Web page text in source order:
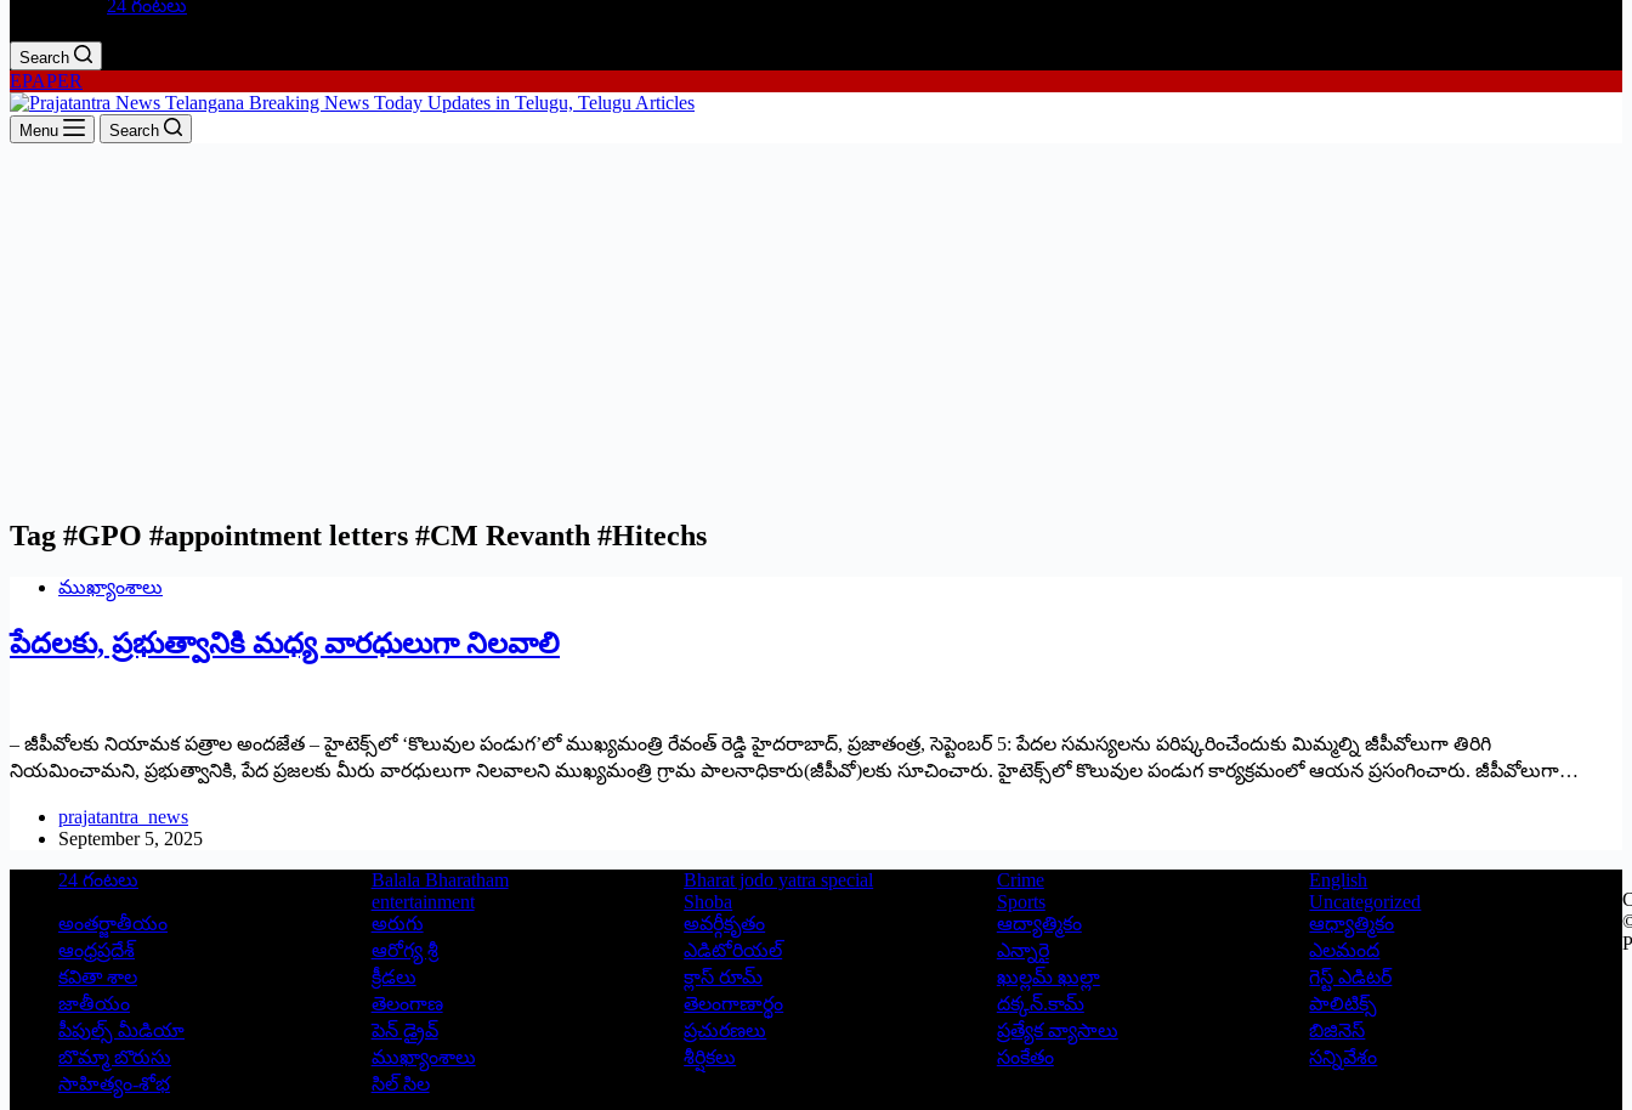
24 గంటలు
Search
EPAPER
Menu Search
Tag #GPO #appointment letters #CM Revanth #Hitechs
ముఖ్యాంశాలు
పేదలకు, ప్రభుత్వానికి మ‌ధ్య‌ వారధులుగా నిలవాలి
– జీపీవోలకు నియామక పత్రాల అందజేత – హైటెక్స్‌లో ‘కొలువుల పండుగ’లో ముఖ్యమంత్రి రేవంత్‌ రెడ్డి హైదరాబాద్‌, ప్రజాతంత్ర, సెప్టెంబర్‌ 5: పేదల సమస్యలను పరిష్కరించేందుకు మిమ్మల్ని జీపీవోలుగా తిరిగి
నియమించామని, ప్రభుత్వానికి, పేద ప్రజలకు మీరు వారధులుగా నిలవాలని ముఖ్యమంత్రి గ్రామ పాలనాధికారు(జీపీవో)లకు సూచించారు. హైటెక్స్‌లో కొలువుల పండుగ కార్యక్రమంలో ఆయన ప్రసంగించారు. జీపీవోలుగా…
prajatantra_news
September 5, 2025
24 గంటలు
Balala Bharatham Bharat jodo yatra special Crime
English
entertainment
Shoba Sports
Uncategorized
అంతర్జాతీయం
అరుగు అవర్గీకృతం ఆద్యాత్మికం
ఆధ్యాత్మికం
ఆంధ్రప్రదేశ్
ఆరోగ్య శ్రీ ఎడిటోరియల్ ఎన్నారై
ఎలమంద
కవితా శాల
క్రీడలు క్లాస్ రూమ్ ఖుల్లమ్ ఖుల్లా
గెస్ట్ ఎడిటర్
జాతీయం
తెలంగాణ తెలంగాణార్థం దక్కన్.కామ్
పాలిటిక్స్
పీపుల్స్ ‌మీడియా
పెన్ డ్రైవ్ ప్రచురణలు ప్రత్యేక వ్యాసాలు
బిజినెస్
బొమ్మా బొరుసు
ముఖ్యాంశాలు శీర్షికలు సంకేతం
సన్నివేశం
సాహిత్యం-శోభ
సిల్ సిల